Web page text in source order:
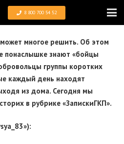
8 800 700 54 52
многое решить. Об этом
понаслышке знают «бойцы
группы коротких
каждый день находят
из дома. Сегодня мы
в рубрике «ЗапискиГКП».